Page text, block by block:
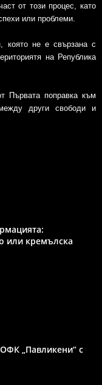
от този процес, като
или проблеми.
която не е свързана с
на Република
Първата поправка към
други свободи и
или кремълска
„Павликени“ с